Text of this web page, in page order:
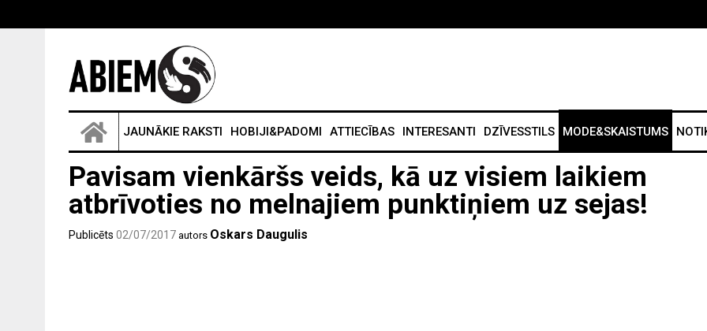
JAUNĀKIE RAKSTI HOBIJI&PADOMI ATTIECĪBAS INTERESANTI DZĪVESSTILS MODE&SKAISTUMS
Pavisam vienkāršs veids, kā uz visiem laikiem
atbrīvoties no melnajiem punktiņiem uz sejas!
Publicēts 02/07/2017 autors Oskars Daugulis